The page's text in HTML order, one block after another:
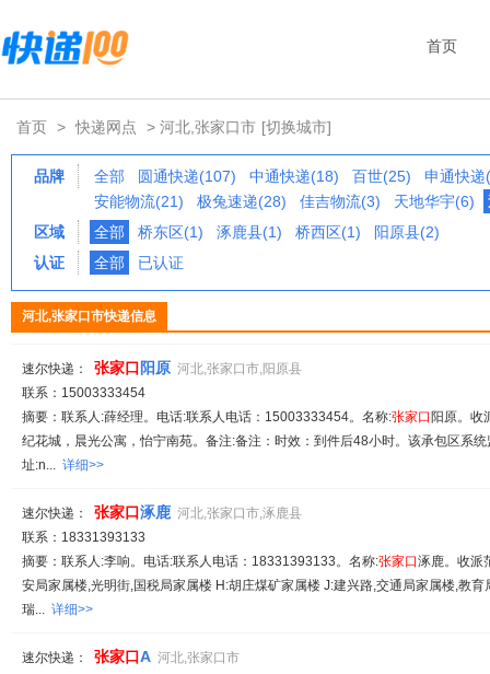
首页
首页 > 快递网点 > 河北,张家口市 [切换城市]
品牌 全部 圆通快递(107) 中通快递(18) 百世(25)
申通快递
安能物流(21)
极兔速递(28) 佳吉物流(3) 天地华宇(6)
区域
全部 桥东区(1) 涿鹿县(1) 桥西区(1)
阳原县(2)
认证
全部 已认证
河北,张家口市快递信息
速尔快递： 张家口 阳原 河北,张家口市,阳原县
联系：15003333454
摘要：联系人:薛经理。电话:联系人电话：15003333454。名称:张家口 阳原。收
纪花城，晨光公寓，怡宁南苑。备注:备注：时效：到件后48小时。该承包区系
址:n... 详细>>
速尔快递： 张家口涿鹿 河北,张家口市,涿鹿县
联系：18331393133
摘要：联系人:李响。电话:联系人电话：18331393133。名称:张家口涿鹿。收派
安局家属楼,光明街,国税局家属楼 H:胡庄煤矿家属楼 J:建兴路,交通局家属楼,教
瑞... 详细>>
速尔快递： 张家口A 河北,张家口市